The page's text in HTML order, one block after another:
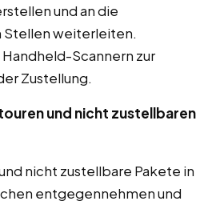
und an die
weiterleiten.
Scannern zur
Zustellung.
und nicht zustellbaren
nicht zustellbare Pakete in
entgegennehmen und